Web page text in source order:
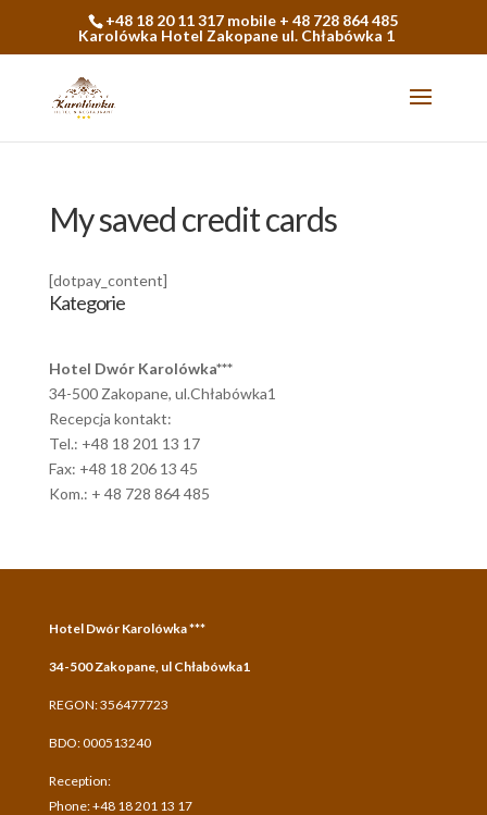
+48 18 20 11 317 mobile + 48 728 864 485
Karolówka Hotel Zakopane ul. Chłabówka 1
My saved credit cards
[dotpay_content]
Kategorie
Hotel Dwór Karolówka***
34-500 Zakopane, ul.Chłabówka1
Recepcja kontakt:
Tel.: +48 18 201 13 17
Fax: +48 18 206 13 45
Kom.: + 48 728 864 485
Hotel Dwór Karolówka ***
34-500 Zakopane, ul Chłabówka1
REGON: 356477723
BDO: 000513240
Reception:
Phone: +48 18 201 13 17